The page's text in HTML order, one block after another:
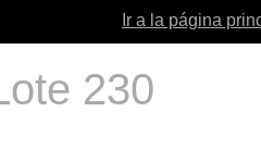
Ir a la página
230